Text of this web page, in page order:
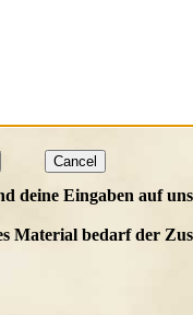
Eingaben auf
Material bedarf der